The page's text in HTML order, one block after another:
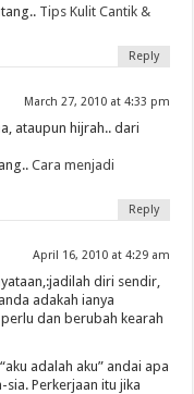
Tips Kulit Cantik &
Reply
March 27, 2010 at 4:33 pm
ataupun hijrah.. dari
Cara menjadi
Reply
April 16, 2010 at 4:29 am
diri sendir,
adakah ianya
dan berubah kearah
adalah aku” andai apa
Perkerjaan itu jika